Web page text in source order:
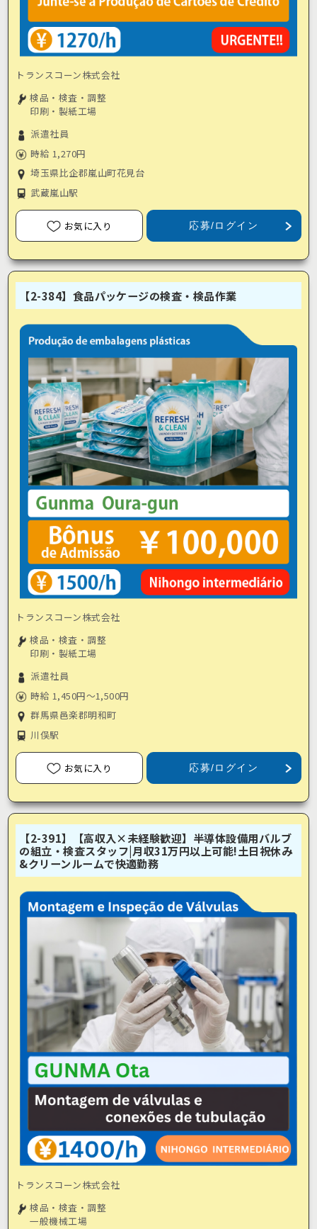
トランスコーン株式会社
検品・検査・調整
印刷・製紙工場
派遣社員
時給 1,270円
埼玉県比企郡嵐山町花見台
武蔵嵐山駅
お気に入り 応募/ログイン
【2-384】食品パッケージの検査・検品作業
トランスコーン株式会社
検品・検査・調整
印刷・製紙工場
派遣社員
時給 1,450円～1,500円
群馬県邑楽郡明和町
川俣駅
お気に入り 応募/ログイン
【2-391】【高収入×未経験歓迎】半導体設備用バルブ
の組立・検査スタッフ|月収31万円以上可能!土日祝休み
&クリーンルームで快適勤務
トランスコーン株式会社
検品・検査・調整
一般機械工場